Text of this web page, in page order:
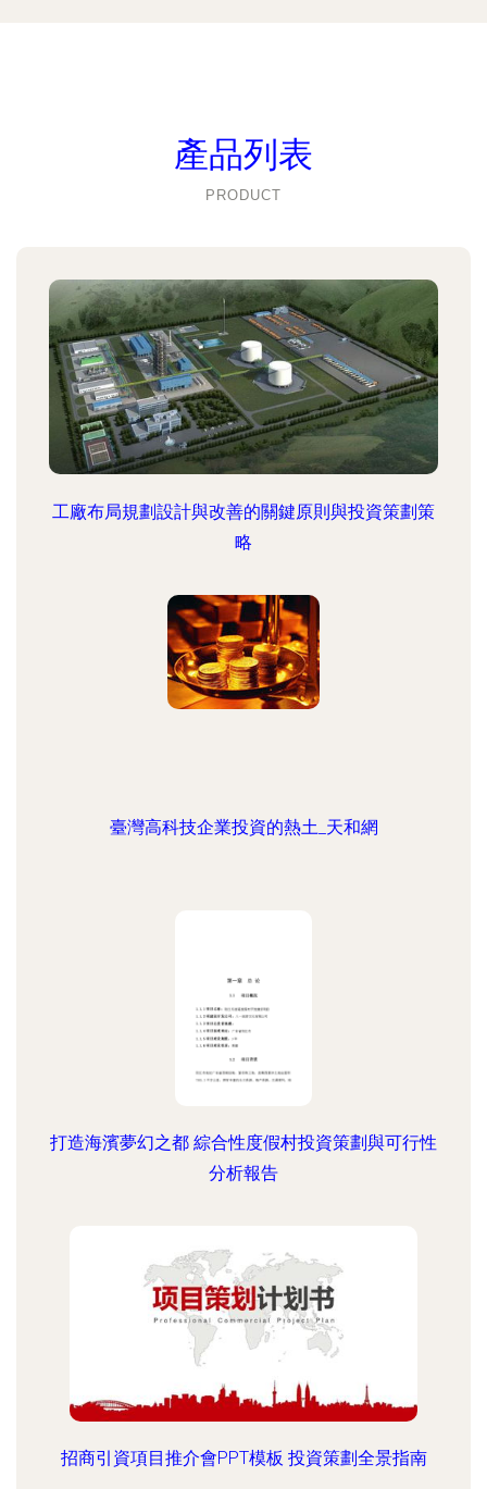
產品列表
PRODUCT
工廠布局規劃設計與改善的關鍵原則與投資策劃策
略
臺灣高科技企業投資的熱土_天和網
打造海濱夢幻之都 綜合性度假村投資策劃與可行性
分析報告
招商引資項目推介會PPT模板 投資策劃全景指南